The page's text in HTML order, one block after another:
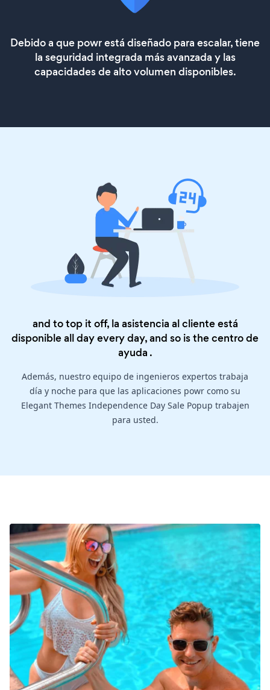
Debido a que powr está diseñado para escalar, tiene
la seguridad integrada más avanzada y las
capacidades de alto volumen disponibles.
and to top it off, la asistencia al cliente está
disponible all day every day, and so is thecentro de
ayuda .
Además, nuestro equipo de ingenieros expertos trabaja
día y noche para que las aplicaciones powr como su
Elegant Themes Independence Day Sale Popup trabajen
para usted.